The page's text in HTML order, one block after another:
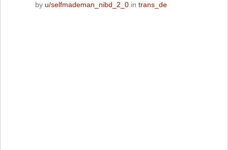
by u/selfmademan_nibd_2_0 in trans_de